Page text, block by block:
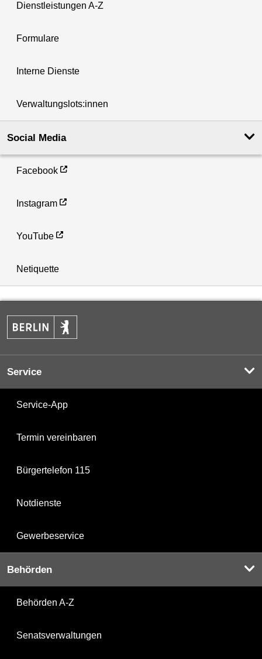
Dienstleistungen A-Z
Formulare
Interne Dienste
Verwaltungslots:innen
Social Media
Facebook
Instagram
YouTube
Netiquette
Service
Service-App
Termin vereinbaren
Bürgertelefon 115
Notdienste
Gewerbeservice
Behörden
Behörden A-Z
Senatsverwaltungen